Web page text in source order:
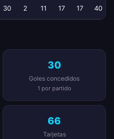
30 2 11 17 17 40
30
Goles concedidos
1 por partido
66
Tarjetas